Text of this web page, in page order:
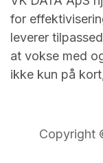
for
leverer
at vokse med
ikke kun på
Copyright